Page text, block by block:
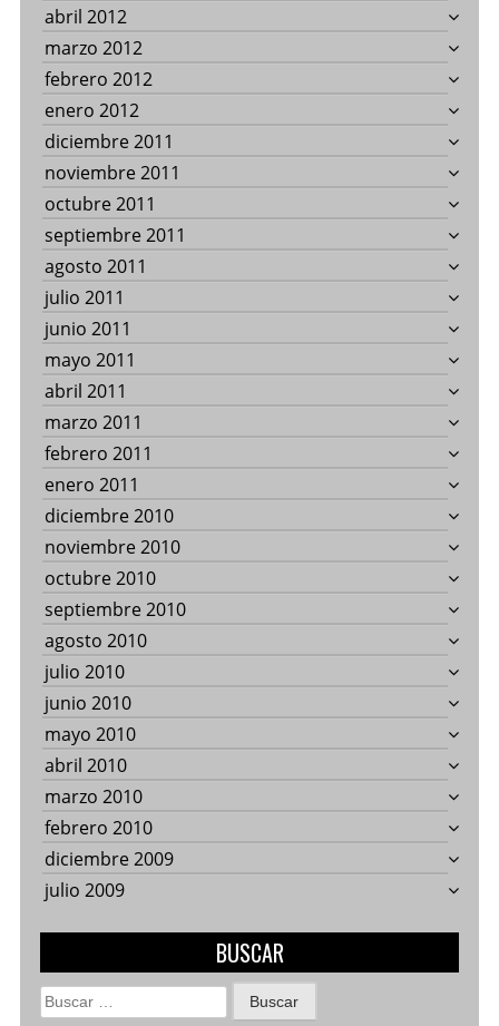
abril 2012
marzo 2012
febrero 2012
enero 2012
diciembre 2011
noviembre 2011
octubre 2011
septiembre 2011
agosto 2011
julio 2011
junio 2011
mayo 2011
abril 2011
marzo 2011
febrero 2011
enero 2011
diciembre 2010
noviembre 2010
octubre 2010
septiembre 2010
agosto 2010
julio 2010
junio 2010
mayo 2010
abril 2010
marzo 2010
febrero 2010
diciembre 2009
julio 2009
BUSCAR
Buscar: